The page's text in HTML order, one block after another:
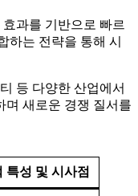
과를 기반으로 빠르
하는 전략을 통해 시
등 다양한 산업에서
며 새로운 경쟁 질서를
특성 및 시사점